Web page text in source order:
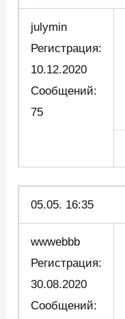
julymin
Регистрация:
10.12.2020
Сообщений:
75
05.05. 16:35
wwwebbb
Регистрация:
30.08.2020
Сообщений: